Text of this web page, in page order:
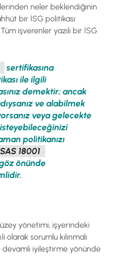
neler beklendiğinin
bir İSG politikası
işverenler yazılı bir İSG
sertifikasına
ile ilgili
demektir; ancak
ve alabilmek
veya gelecekte
politikanızı
18001
önünde
yönetimi, işyerindeki
olarak sorumlu kılınmalı
iyileştirme yönünde